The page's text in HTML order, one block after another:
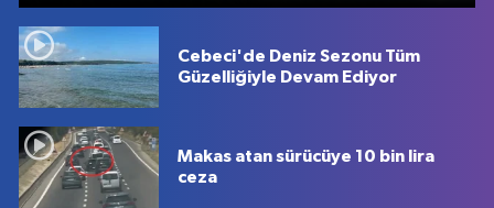
Cebeci'de Deniz Sezonu Tüm
Güzelliğiyle Devam Ediyor
Makas atan sürücüye 10 bin lira
ceza